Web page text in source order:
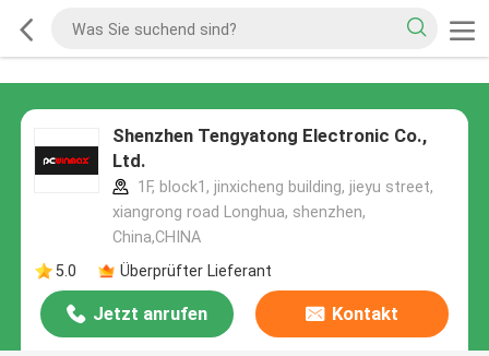
Shenzhen Tengyatong Electronic Co.,
Ltd.
1F, block1, jinxicheng building, jieyu street,
xiangrong road Longhua, shenzhen,
China,CHINA
5.0
Überprüfter Lieferant
Jetzt anrufen Kontakt